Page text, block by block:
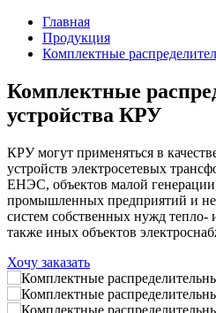
Главная
Продукция
Комплектные
Комплектные
устройства КРУ
КРУ могут применяться в
устройств электросетевых
ЕНЭС, объектов малой
промышленных предприятий и
систем собственных нужд тепло-
также иных объектов
Хочу заказать